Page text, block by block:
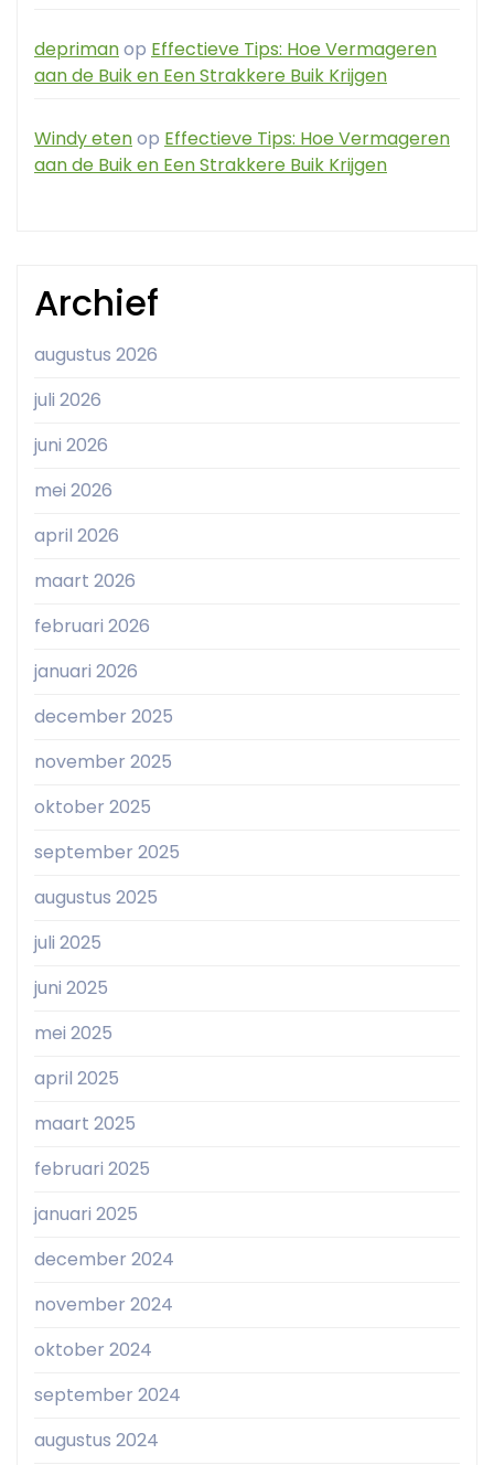
deprimanop Effectieve Tips: Hoe Vermageren
aan de Buik en Een Strakkere Buik Krijgen
Windy etenop Effectieve Tips: Hoe Vermageren
aan de Buik en Een Strakkere Buik Krijgen
Archief
augustus 2026
juli 2026
juni 2026
mei 2026
april 2026
maart 2026
februari 2026
januari 2026
december 2025
november 2025
oktober 2025
september 2025
augustus 2025
juli 2025
juni 2025
mei 2025
april 2025
maart 2025
februari 2025
januari 2025
december 2024
november 2024
oktober 2024
september 2024
augustus 2024